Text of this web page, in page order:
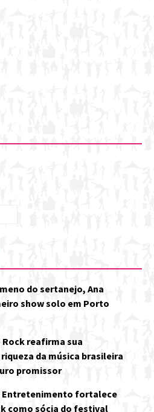
do sertanejo, Ana
show solo em Porto
reafirma sua
da música brasileira
promissor
Entretenimento fortalece
como sócia do festival